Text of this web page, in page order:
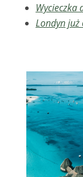
Wycieczka
Londyn już